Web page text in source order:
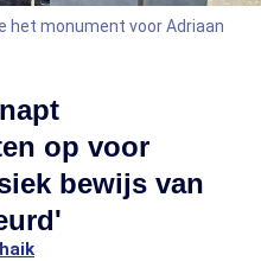
het monument voor Adriaan
op voor
bewijs van